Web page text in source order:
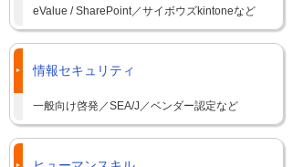
eValue / SharePoint／サイボウズkintoneなど
情報セキュリティ
一般向け啓発／SEA/J／ベンダー認定など